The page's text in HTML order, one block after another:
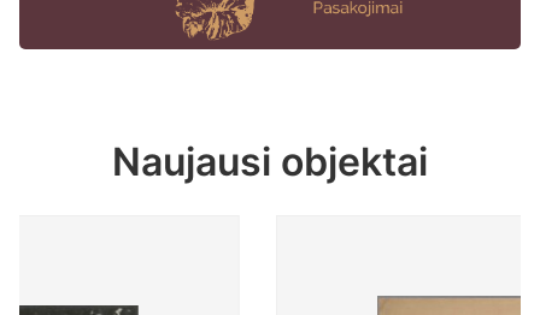
Naujausi objektai